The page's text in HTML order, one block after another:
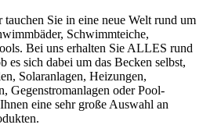
Sie in eine neue Welt rund um
Schwimmteiche,
Bei uns erhalten Sie ALLES rund
es sich dabei um das Becken selbst,
Solaranlagen, Heizungen,
Gegenstromanlagen oder Pool-
eine sehr große Auswahl an